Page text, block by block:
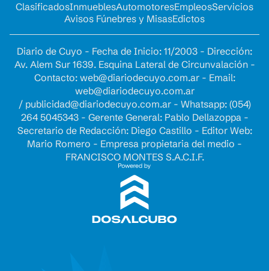
ClasificadosInmueblesAutomotoresEmpleosServicios
Avisos Fúnebres y MisasEdictos
Diario de Cuyo - Fecha de Inicio: 11/2003 - Dirección:
Av. Alem Sur 1639. Esquina Lateral de Circunvalación -
Contacto: web@diariodecuyo.com.ar- Email:
web@diariodecuyo.com.ar
/ publicidad@diariodecuyo.com.ar- Whatsapp: (054)
264 5045343 - Gerente General: Pablo Dellazoppa -
Secretario de Redacción: Diego Castillo - Editor Web:
Mario Romero - Empresa propietaria del medio -
FRANCISCO MONTES S.A.C.I.F.